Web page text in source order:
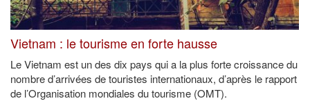
Vietnam : le tourisme en forte hausse
Le Vietnam est un des dix pays qui a la plus forte croissance du
nombre d’arrivées de touristes internationaux, d’après le rapport
de l’Organisation mondiales du tourisme (OMT).